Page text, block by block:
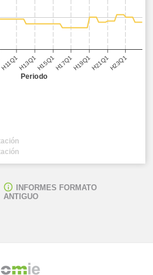
Periodo
H11Q1H13Q1H15Q1H17Q1H19Q1H21Q1H23Q1
INFORMES FORMATO
ANTIGUO